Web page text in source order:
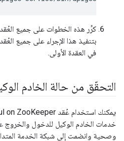
كرِّر هذه الخطوات على جميع
في العقدة الأولى.
التحقّق من حالة الخادم
خدمات الخادم الوكيل للدخول والخروج
وصحية وانضمت إلى شبكة الخدمة